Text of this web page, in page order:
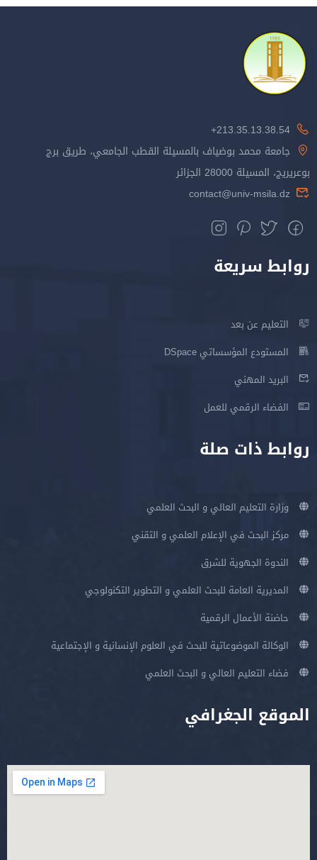
213.35.13.38.54+
جامعة محمد بوضياف بالمسيلة القطب الجامعي، طريق برج
بوعريريج، المسيلة 28000 الجزائر
contact@univ-msila.dz
روابط سريعة
التعليم عن بعد
المستودع المؤسساتي DSpace
البريد المهني
الفضاء الرقمي للعمل
روابط ذات صلة
وزارة التعليم العالي و البحث العلمي
مركز البحث في الإعلام العلمي و التقني
الندوة الجهوية للشرق
المديرية العامة للبحث العلمي و التطوير التكنولوجي
حاضنة الأعمال الرقمية
الوكالة الموضوعاتية للبحث في العلوم الإنسانية و الإجتماعية
فضاء التعليم العالي و البحث العلمي
الموقع الجغرافي